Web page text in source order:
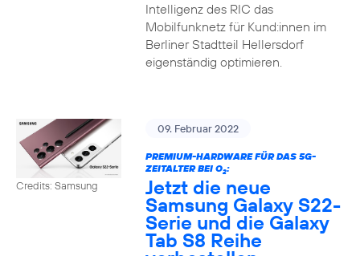
Intelligenz des RIC das
Mobilfunknetz für Kund:innen im
Berliner Stadtteil Hellersdorf
eigenständig optimieren.
Credits: Samsung
09. Februar 2022
PREMIUM-HARDWARE FÜR DAS 5G-
ZEITALTER BEI O2:
Jetzt die neue
Samsung Galaxy S22-
Serie und die Galaxy
Tab S8 Reihe